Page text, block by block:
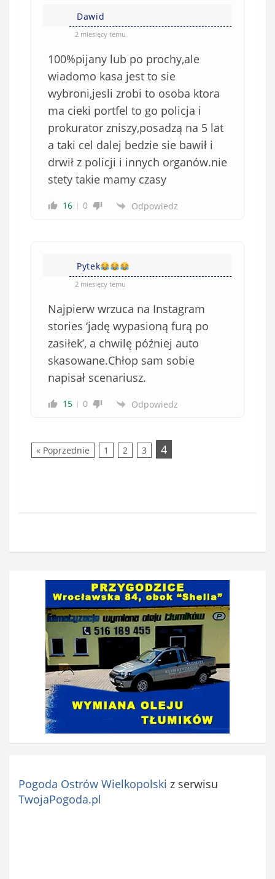
Dawid
2 miesięcy temu
100%pijany lub po prochy,ale
wiadomo kasa jest to sie
wybroni,jesli zrobi to osoba ktora
ma cieki portfel to go policja i
prokurator zniszy,posadzą na 5 lat
a taki cel dalej bedzie sie bawił i
drwił z policji i innych organów.nie
stety takie mamy czasy
16 0 Odpowiedz
Pytek
2 miesięcy temu
Najpierw wrzuca na Instagram
stories ‘jadę wypasioną furą po
zasiłek’, a chwilę później auto
skasowane.Chłop sam sobie
napisał scenariusz.
15 0 Odpowiedz
« Poprzednie 1 2 3 4
Pogoda Ostrów Wielkopolski z serwisu
TwojaPogoda.pl